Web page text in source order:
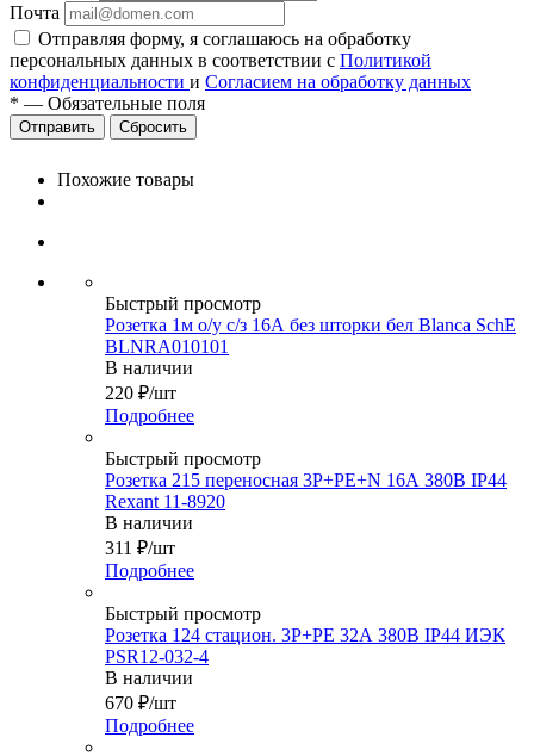
Почта
Отправляя форму, я соглашаюсь на обработку
персональных данных в соответствии с Политикой
конфиденциальности и Согласием на обработку данных
* — Обязательные поля
Сбросить
Похожие товары
Быстрый просмотр
Розетка 1м о/у с/з 16А без шторки бел Blanca SchE
BLNRA010101
В наличии
220 ₽/шт
Подробнее
Быстрый просмотр
Розетка 215 переносная 3Р+РЕ+N 16А 380В IР44
Rexant 11-8920
В наличии
311 ₽/шт
Подробнее
Быстрый просмотр
Розетка 124 стацион. 3Р+РЕ 32А 380В IР44 ИЭК
PSR12-032-4
В наличии
670 ₽/шт
Подробнее